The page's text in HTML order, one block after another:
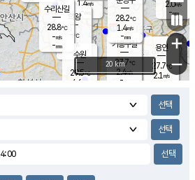
1.4m/s
- mm
용인
27.7℃
2.1 m/s
2.0m/s
-mm
3.0m/s
의왕
- ℃
m/s
mm
기흥구갈
27.7℃
2.4m/s
-
수리산길
28.8℃
-m/s
-mm
28.2℃
1.4m/s
-mm
수원
29.5℃
4.6 m/s
+
−
20 km